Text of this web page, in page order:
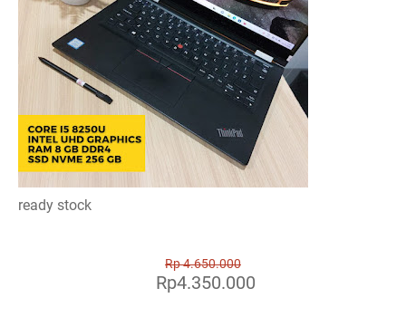
ready stock
Rp 4.650.000
Rp4.350.000